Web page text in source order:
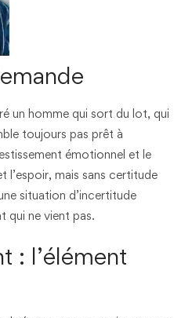
un homme qui sort du lot, qui
toujours pas prêt à
émotionnel et le
l’espoir, mais sans certitude
situation d’incertitude
qui ne vient pas.
: l’élément